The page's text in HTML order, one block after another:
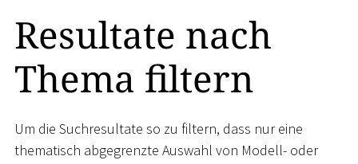
Resultate nach
Thema filtern
Um die Suchresultate so zu filtern, dass nur eine
thematisch abgegrenzte Auswahl von Modell- oder